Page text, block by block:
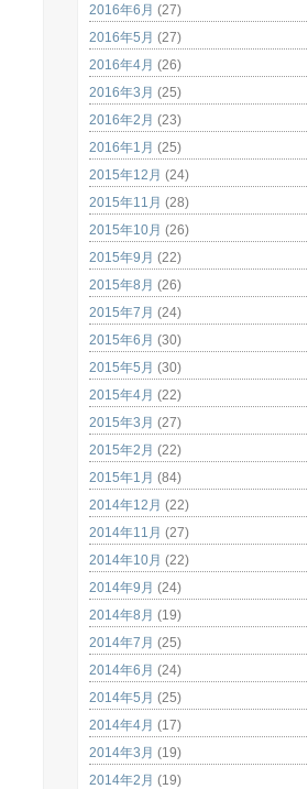
2016年6月 (27)
2016年5月 (27)
2016年4月 (26)
2016年3月 (25)
2016年2月 (23)
2016年1月 (25)
2015年12月 (24)
2015年11月 (28)
2015年10月 (26)
2015年9月 (22)
2015年8月 (26)
2015年7月 (24)
2015年6月 (30)
2015年5月 (30)
2015年4月 (22)
2015年3月 (27)
2015年2月 (22)
2015年1月 (84)
2014年12月 (22)
2014年11月 (27)
2014年10月 (22)
2014年9月 (24)
2014年8月 (19)
2014年7月 (25)
2014年6月 (24)
2014年5月 (25)
2014年4月 (17)
2014年3月 (19)
2014年2月 (19)